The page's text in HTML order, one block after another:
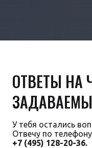
ОТВЕТЫ НА
У тебя остались
Отвечу по
+7 (495) 128-20-36.